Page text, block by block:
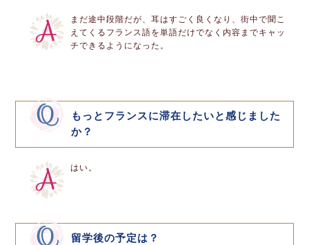
まだ途中段階だが、耳はすごく良くなり、街中で聞こ
えてくるフランス語を単語だけでなく内容までキャッ
チできるようになった。
もっとフランスに滞在したいと感じました
か？
はい。
留学後の予定は？